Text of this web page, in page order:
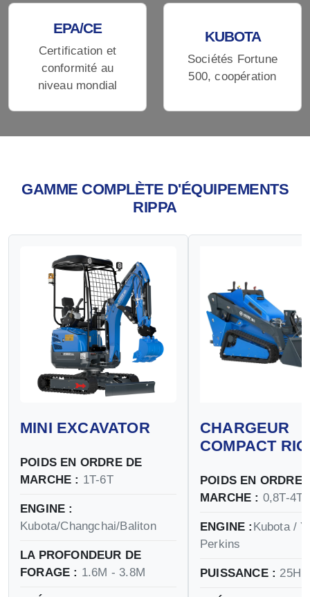
EPA/CE
Certification et
conformité au
niveau mondial
KUBOTA
Sociétés Fortune
500, coopération
GAMME COMPLÈTE D'ÉQUIPEMENTS
RIPPA
MINI EXCAVATOR
POIDS EN ORDRE DE
MARCHE : 1T-6T
ENGINE :
Kubota/Changchai/Baliton
LA PROFONDEUR DE
FORAGE : 1.6M - 3.8M
CHARGEUR
COMPACT
POIDS EN ORDRE
MARCHE : 0,8T-4T
ENGINE : Kubota /
Perkins
PUISSANCE :